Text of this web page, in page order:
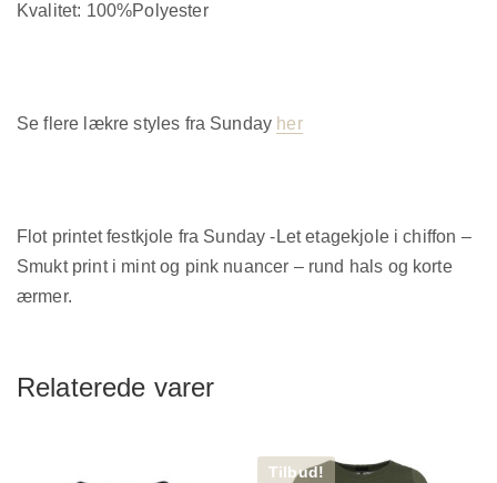
Kvalitet: 100%Polyester
Se flere lækre styles fra Sunday her
Flot printet festkjole fra Sunday -Let etagekjole i chiffon –
Smukt print i mint og pink nuancer – rund hals og korte
ærmer.
Relaterede varer
Tilbud!